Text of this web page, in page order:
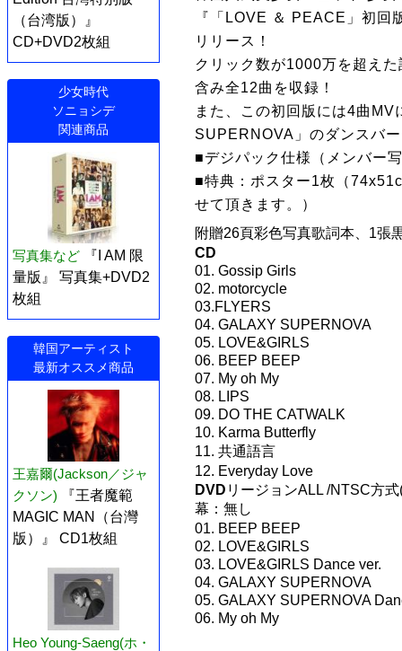
（台湾版）』
CD+DVD2枚組
少女時代
ソニョシデ
関連商品
写真集など
『I AM 限
量版』 写真集+DVD2
枚組
韓国アーティスト
最新オススメ商品
王嘉爾(Jackson／ジャ
クソン)
『王者魔範
MAGIC MAN（台灣
版）』 CD1枚組
Heo Young-Saeng(ホ・
『「LOVE ＆ PEACE」初
リリース！
クリック数が1000万を超え
含み全12曲を収録！
また、この初回版には4曲
SUPERNOVA」のダンスバ
■デジパック仕様（メンバー
■特典：ポスター1枚（
せて頂きます。）
附贈26頁彩色写真歌詞本、1張
CD
01. Gossip Girls
02. motorcycle
03.FLYERS
04. GALAXY SUPERNOVA
05. LOVE&GIRLS
06. BEEP BEEP
07. My oh My
08. LIPS
09. DO THE CATWALK
10. Karma Butterfly
11. 共通語言
12. Everyday Love
DVD リージョンALL /NTSC方
幕：無し
01. BEEP BEEP
02. LOVE&GIRLS
03. LOVE&GIRLS Dance ver.
04. GALAXY SUPERNOVA
05. GALAXY SUPERNOVA
06. My oh My